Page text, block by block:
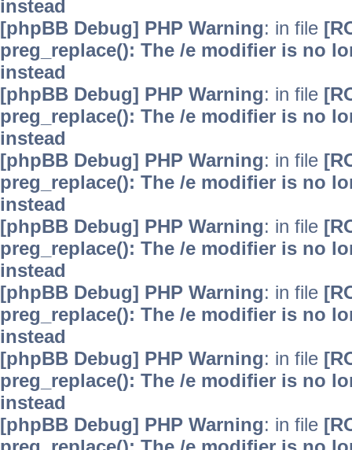
instead
[phpBB Debug] PHP Warning: in file
preg_replace(): The /e modifier is no
instead
[phpBB Debug] PHP Warning: in file
preg_replace(): The /e modifier is no
instead
[phpBB Debug] PHP Warning: in file
preg_replace(): The /e modifier is no
instead
[phpBB Debug] PHP Warning: in file
preg_replace(): The /e modifier is no
instead
[phpBB Debug] PHP Warning: in file
preg_replace(): The /e modifier is no
instead
[phpBB Debug] PHP Warning: in file
preg_replace(): The /e modifier is no
instead
[phpBB Debug] PHP Warning: in file